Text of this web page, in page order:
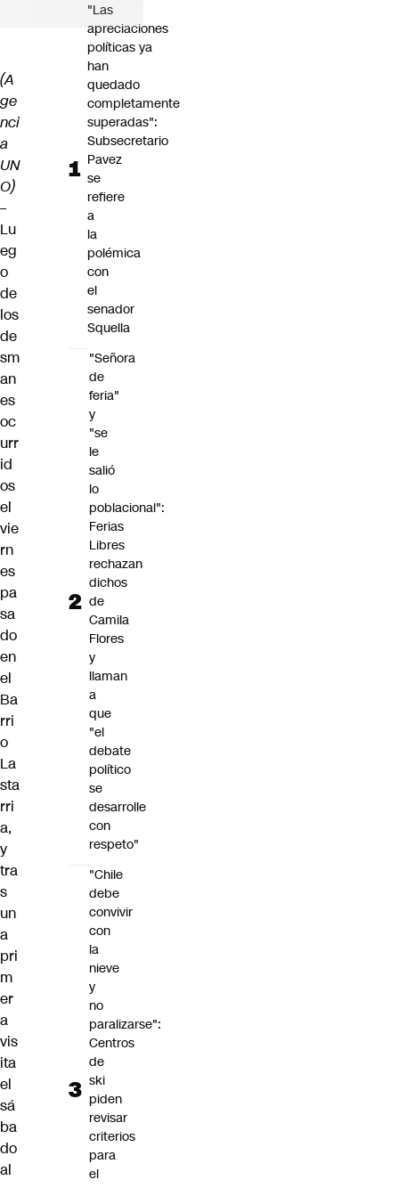
(A
ge
nci
a
UN
O)
–
Lu
eg
o
de
los
de
sm
an
es
oc
urr
id
os
el
vie
rn
es
pa
sa
do
en
el
Ba
rri
o
La
sta
rri
a,
y
tra
s
un
a
pri
m
er
a
vis
ita
el
sá
ba
do
al
"Las
apreciaciones
políticas ya
han
quedado
completamente
superadas":
Subsecretario
Pavez
se
refiere
a
la
polémica
con
el
senador
Squella
"Señora
de
feria"
y
"se
le
salió
lo
poblacional":
Ferias
Libres
rechazan
dichos
de
Camila
Flores
y
llaman
a
que
"el
debate
político
se
desarrolle
con
respeto"
"Chile
debe
convivir
con
la
nieve
y
no
paralizarse":
Centros
de
ski
piden
revisar
criterios
para
el